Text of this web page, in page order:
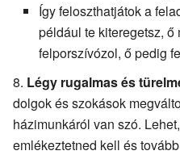
Így feloszthatjátok a
például te kiteregetsz,
felporszívózol, ő pedig
Légy rugalmas és
dolgok és szokások
házimunkáról van szó.
emlékeztetned kell és